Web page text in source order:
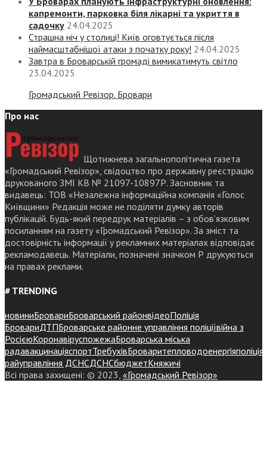
капремонти, парковка біля лікарні та укриття в
садочку 24.04.2025
Страшна ніч у столиці! Київ оговтується після
наймасштабнішої атаки з початку року! 24.04.2025
Завтра в Броварській громаді вимикатимуть світло
23.04.2025
Громадський Ревізор. Бровари
Про нас
Щотижнева загальнополітична газета
«Громадський Ревізор», свідоцтво про державну реєстрацію
друкованого ЗМІ КВ № 21097-10897Р. Засновник та
видавець: ТОВ «Незалежна інформаційна компанія «Голос
Київщини» Редакція може не поділяти думку авторів
публікацій. Будь-який передрук матеріалів – з обов’язковим
посиланням на газету «Громадський Ревізор». За зміст та
достовірність інформації у рекламних матеріалах відповідає
рекламодавець. Матеріали, позначені значком Р друкуються
на правах реклами.
# TRENDING
новиниБровариБроварський районвідеоПоліція
БровариДТПБроварське районне управління поліціївійна з
РосієюКоронавіруспожежаБроварська міська
радавакцинаціяспортТребухівБроваритепловодоенергіяполіція
райуправління ДСНСДСНСбюджетКняжичі
Всі права захищені: © 2023, «Громадський Ревізор»